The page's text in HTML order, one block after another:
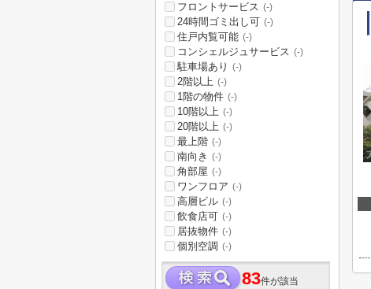
フロントサービス (-)
24時間ゴミ出し可 (-)
住戸内覧可能 (-)
コンシェルジュサービス (-)
駐車場あり (-)
2階以上 (-)
1階の物件 (-)
10階以上 (-)
20階以上 (-)
最上階 (-)
南向き (-)
角部屋 (-)
ワンフロア (-)
高層ビル (-)
飲食店可 (-)
居抜物件 (-)
個別空調 (-)
83件が該当